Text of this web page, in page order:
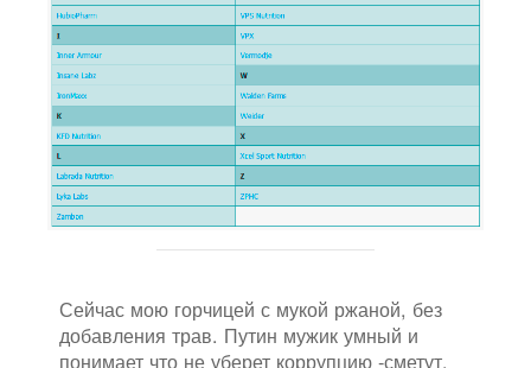
Сейчас мою горчицей с мукой ржаной, без
добавления трав. Путин мужик умный и
понимает что не уберет коррупцию -сметут.